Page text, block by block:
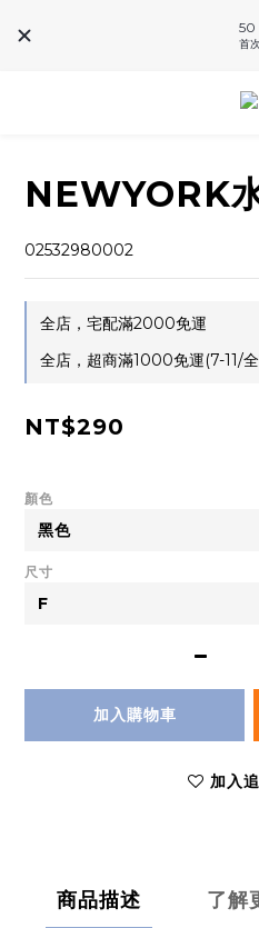
50
首
NEWYORK
02532980002
全店，宅配滿2000免運
全店，超商滿1000免運(7-11/
NT$290
顏色
尺寸
加入購物車
加入
商品描述 了解